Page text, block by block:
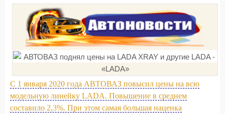
С 1 января 2020 года АВТОВАЗ повысил цены на всю
модельную линейку LADA. Повышение в среднем
составило 2,3%. При этом самая большая наценка